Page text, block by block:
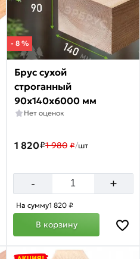
- 8 %
Брус сухой
строганный
90х140х6000 мм
Нет оценок
1 820₽1 980 ₽/шт
- +
На сумму1 820 ₽
В корзину